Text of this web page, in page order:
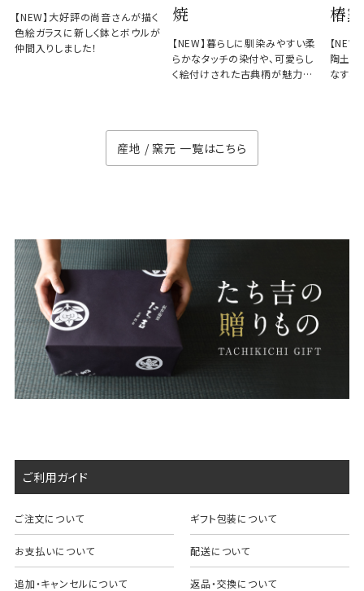
【NEW】大好評の尚音さんが描く
色絵ガラスに新しく鉢とボウルが
仲間入りしました！
焼
【NEW】暮らしに馴染みやすい柔
らかなタッチの染付や、可愛らし
く絵付けされた古典柄が魅力の
椿窯
【
陶土と
なす、
産地 / 窯元 一覧はこちら
ご利用ガイド
ご注文について ギフト包装について
お支払いについて 配送について
追加・キャンセルについて 返品・交換について